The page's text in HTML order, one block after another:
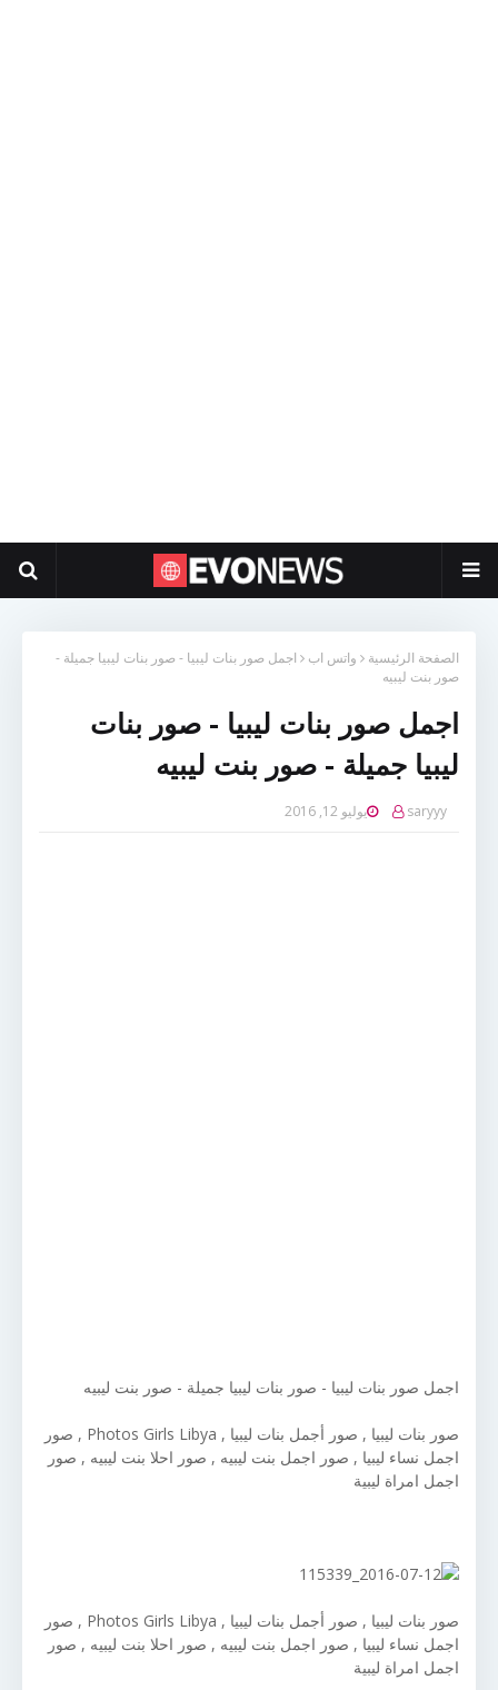
الصفحة الرئيسية واتس اب
اجمل صور بنات ليبيا - صور بنات ليبيا جميلة -
صور بنت ليبيه
اجمل صور بنات ليبيا - صور بنات
ليبيا جميلة - صور بنت ليبيه
saryyy يوليو 12, 2016
اجمل صور بنات ليبيا - صور بنات ليبيا جميلة - صور بنت ليبيه
صور بنات ليبيا , صور أجمل بنات ليبيا , Photos Girls Libya , صور
اجمل نساء ليبيا , صور اجمل بنت ليبيه , صور احلا بنت ليبيه , صور
اجمل امراة ليبية
صور بنات ليبيا , صور أجمل بنات ليبيا , Photos Girls Libya , صور
اجمل نساء ليبيا , صور اجمل بنت ليبيه , صور احلا بنت ليبيه , صور
اجمل امراة ليبية